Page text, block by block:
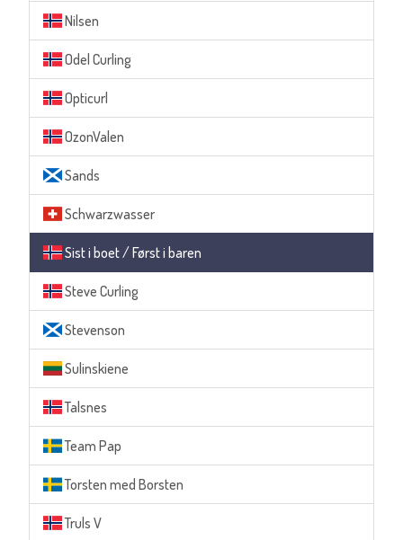
Nilsen
Odel Curling
Opticurl
OzonValen
Sands
Schwarzwasser
Sist i boet / Først i baren
Steve Curling
Stevenson
Sulinskiene
Talsnes
Team Pap
Torsten med Borsten
Truls V